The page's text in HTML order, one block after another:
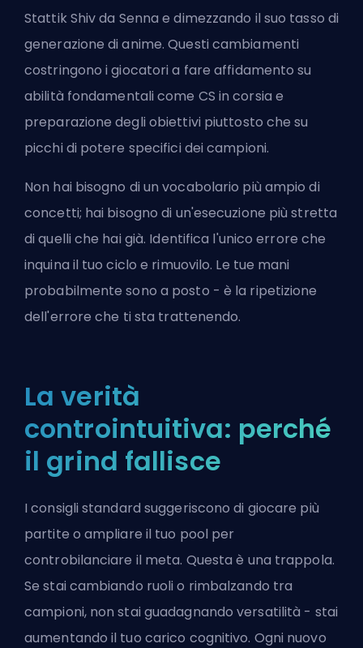
Stattik Shiv da Senna e dimezzando il suo tasso di
generazione di anime. Questi cambiamenti
costringono i giocatori a fare affidamento su
abilità fondamentali come CS in corsia e
preparazione degli obiettivi piuttosto che su
picchi di potere specifici dei campioni.
Non hai bisogno di un vocabolario più ampio di
concetti; hai bisogno di un'esecuzione più stretta
di quelli che hai già. Identifica l'unico errore che
inquina il tuo ciclo e rimuovilo. Le tue mani
probabilmente sono a posto - è la ripetizione
dell'errore che ti sta trattenendo.
La verità
controintuitiva: perché
il grind fallisce
I consigli standard suggeriscono di giocare più
partite o ampliare il tuo pool per
controbilanciare il meta. Questa è una trappola.
Se stai cambiando ruoli o rimbalzando tra
campioni, non stai guadagnando versatilità - stai
aumentando il tuo carico cognitivo. Ogni nuovo